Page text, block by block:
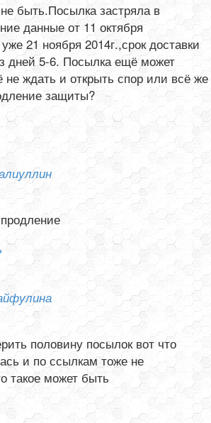
быть.Посылка застряла в
данные от 11 октября
21 ноября 2014г.,срок доставки
дней 5-6. Посылка ещё может
не ждать и открыть спор или всё же
защиты?
половину посылок вот что
и по ссылкам тоже не
такое может быть